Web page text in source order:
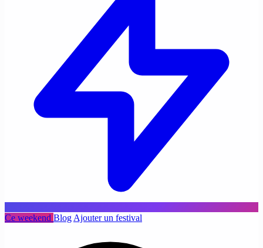
Ce weekend Blog Ajouter un festival